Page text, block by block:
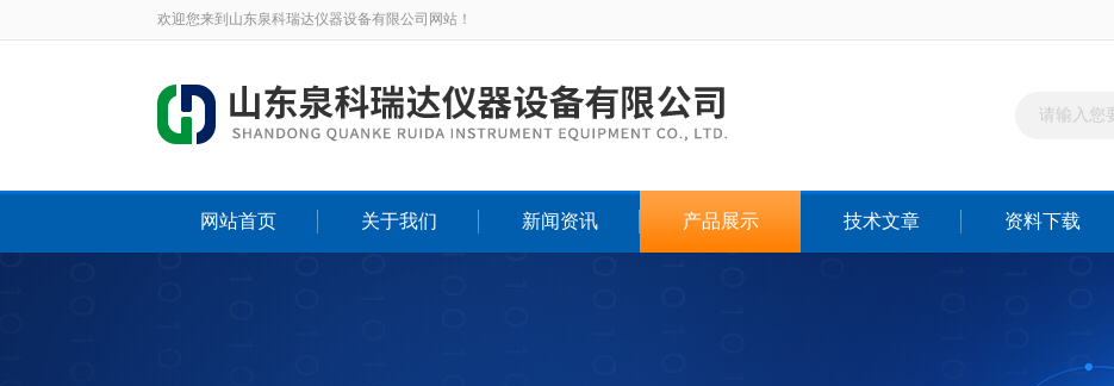
欢迎您来到山东泉科瑞达仪器设备有限公司网站！
网站首页 关于我们 新闻资讯 产品展示 技术文章 资料下载